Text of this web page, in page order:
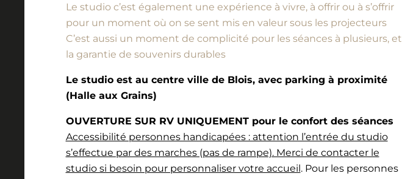
Le studio c’est également une expérience à vivre, à offrir ou à s’offrir
pour un moment où on se sent mis en valeur sous les projecteurs
C’est aussi un moment de complicité pour les séances à plusieurs, et
la garantie de souvenirs durables
Le studio est au centre ville de Blois, avec parking à proximité
(Halle aux Grains)
OUVERTURE SUR RV UNIQUEMENT pour le confort des séances
Accessibilité personnes handicapées : attention l’entrée du studio
s’effectue par des marches (pas de rampe). Merci de contacter le
studio si besoin pour personnaliser votre accueil. Pour les personnes